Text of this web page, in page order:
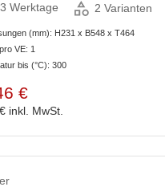
Werktage 2 Varianten
(mm): H231 x B548 x T464
VE: 1
bis (°C): 300
€
inkl. MwSt.